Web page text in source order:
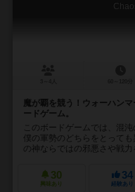
魔が覇を競う！ウォーハン
ードゲーム。
このボードゲームでは、混
僕の軍勢のどちらをとって
の神ならではの邪悪さや戦力
30
興味あり
34
経験あり